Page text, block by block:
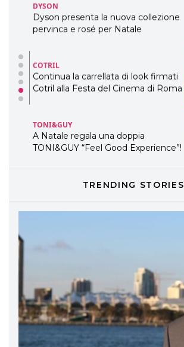
DYSON
Dyson presenta la nuova collezione
pervinca e rosé per Natale
COTRIL
Continua la carrellata di look firmati
Cotril alla Festa del Cinema di Roma
TONI&GUY
A Natale regala una doppia
TONI&GUY “Feel Good Experience”!
LABEL.M lancia la sua innovativa ed
professionali
TRENDING STORIES